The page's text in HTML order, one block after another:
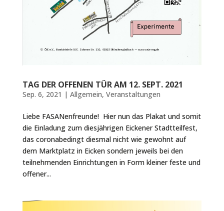
TAG DER OFFENEN TÜR AM 12. SEPT. 2021
Sep. 6, 2021 | Allgemein, Veranstaltungen
Liebe FASANenfreunde! Hier nun das Plakat und somit
die Einladung zum diesjährigen Eickener Stadtteilfest,
das coronabedingt diesmal nicht wie gewohnt auf
dem Marktplatz in Eicken sondern jeweils bei den
teilnehmenden Einrichtungen in Form kleiner feste und
offener...